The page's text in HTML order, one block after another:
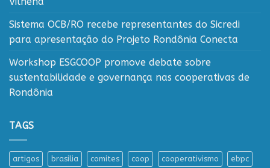
Sistema OCB/RO recebe representantes do Sicredi
para apresentação do Projeto Rondônia Conecta
Workshop ESGCOOP promove debate sobre
sustentabilidade e governança nas cooperativas de
Rondônia
TAGS
artigos brasilia comites coop cooperativismo ebpc